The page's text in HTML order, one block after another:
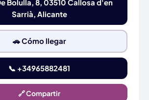
Bolulla, 8, 03510 Callosa d'en
Sarrià, Alicante
🚗 Cómo llegar
📞 +34965882481
🔗 Compartir